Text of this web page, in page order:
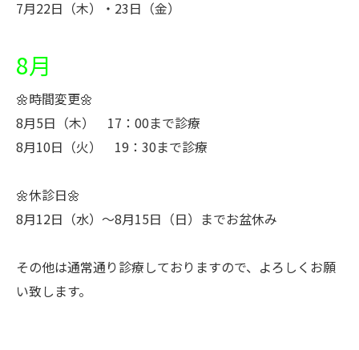
7月22日（木）・23日（金）
8月
🌼時間変更🌼
8月5日（木） 17：00まで診療
8月10日（火） 19：30まで診療
🌼休診日🌼
8月12日（水）～8月15日（日）までお盆休み
その他は通常通り診療しておりますので、よろしくお願
い致します。